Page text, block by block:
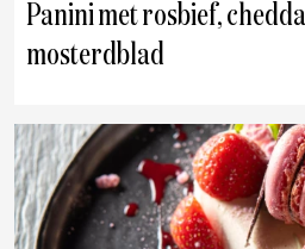
Panini met rosbief,
mosterdblad